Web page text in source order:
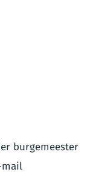
burgemeester
mail